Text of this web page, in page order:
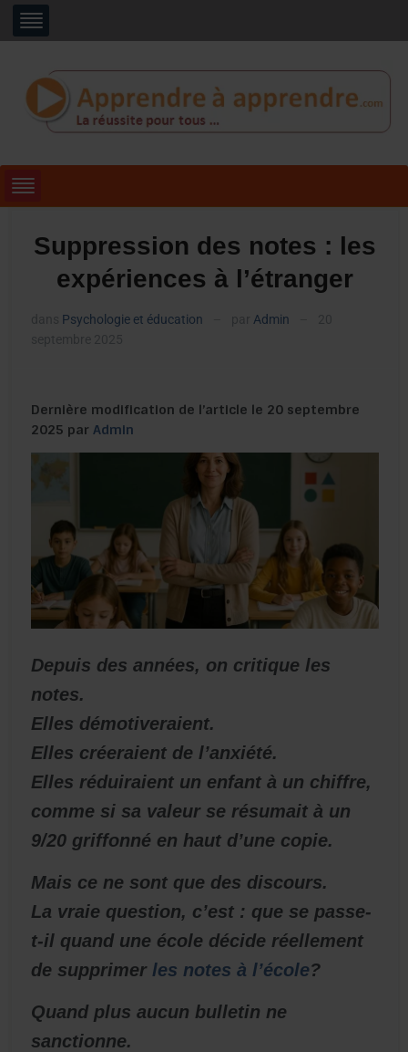
Suppression des notes : les
expériences à l’étranger
Psychologie et éducation Admin
Dernière modification de l’article le 20 septembre
2025 parAdmin
Depuis des années, on critique les
notes.
Elles démotiveraient.
Elles créeraient de l’anxiété.
Elles réduiraient un enfant à un chiffre,
comme si sa valeur se résumait à un
9/20 griffonné en haut d’une copie.
Mais ce ne sont que des discours.
La vraie question, c’est : que se passe-
t-il quand une école décide réellement
de supprimer les notes à l’école?
Quand plus aucun bulletin ne
sanctionne.